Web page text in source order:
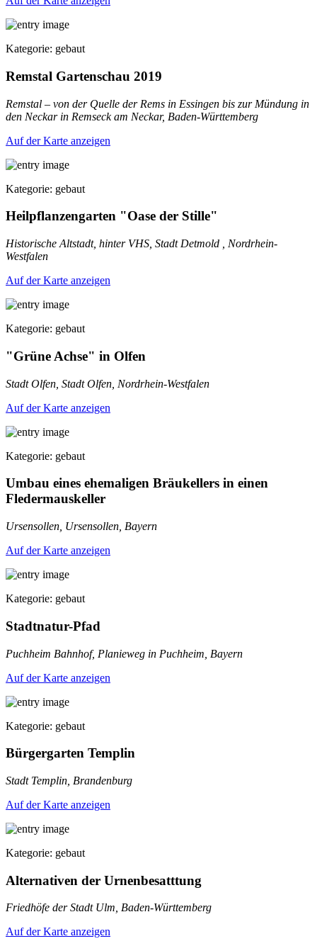
Kategorie: gebaut
Remstal Gartenschau 2019
Remstal – von der Quelle der Rems in Essingen bis zur Mündung in
den Neckar in Remseck am Neckar, Baden-Württemberg
Auf der Karte anzeigen
Kategorie: gebaut
Heilpflanzengarten "Oase der Stille"
Historische Altstadt, hinter VHS, Stadt Detmold , Nordrhein-
Westfalen
Auf der Karte anzeigen
Kategorie: gebaut
"Grüne Achse" in Olfen
Stadt Olfen, Stadt Olfen, Nordrhein-Westfalen
Auf der Karte anzeigen
Kategorie: gebaut
Umbau eines ehemaligen Bräukellers in einen
Fledermauskeller
Ursensollen, Ursensollen, Bayern
Auf der Karte anzeigen
Kategorie: gebaut
Stadtnatur-Pfad
Puchheim Bahnhof, Planieweg in Puchheim, Bayern
Auf der Karte anzeigen
Kategorie: gebaut
Bürgergarten Templin
Stadt Templin, Brandenburg
Auf der Karte anzeigen
Kategorie: gebaut
Alternativen der Urnenbesatttung
Friedhöfe der Stadt Ulm, Baden-Württemberg
Auf der Karte anzeigen